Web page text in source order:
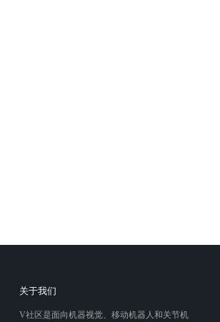
关于我们
V社区是面向机器视觉、移动机器人和关节机